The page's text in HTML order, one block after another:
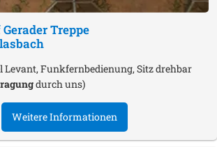
Treppe
Levant, Funkfernbedienung, Sitz drehbar
durch uns)
Weitere Informationen